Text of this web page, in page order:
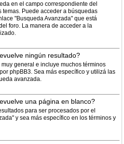
en el campo correspondiente del
temas. Puede acceder a búsquedas
"Busqueda Avanzada" que está
foro. La manera de acceder a la
ningún resultado?
general e incluye muchos términos
phpBB3. Sea más específico y utilizá las
avanzada.
una página en blanco?
para ser procesados por el
y sea más específico en los términos y